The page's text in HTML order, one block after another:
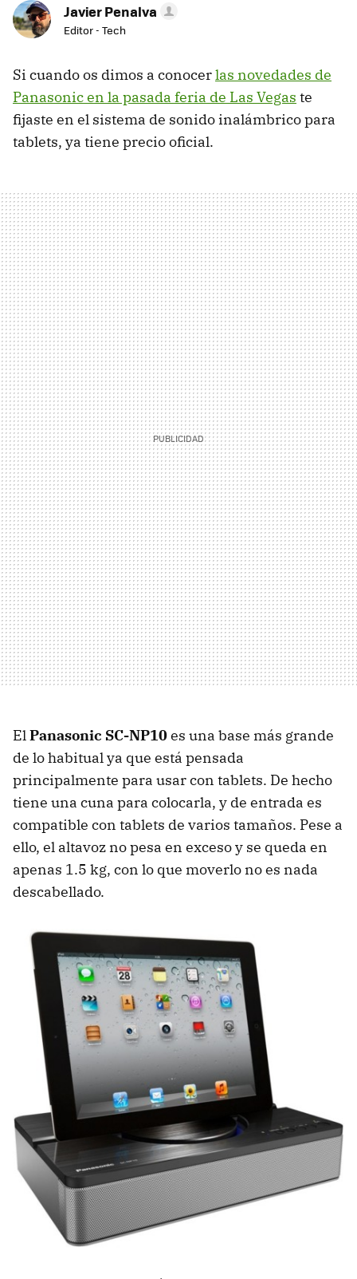
Javier Penalva
Editor - Tech
Si cuando os dimos a conocerlas novedades de
Panasonic en la pasada feria de Las Vegas te
fijaste en el sistema de sonido inalámbrico para
tablets, ya tiene precio oficial.
ElPanasonic SC-NP10es una base más grande
de lo habitual ya que está pensada
principalmente para usar con tablets. De hecho
tiene una cuna para colocarla, y de entrada es
compatible con tablets de varios tamaños. Pese a
ello, el altavoz no pesa en exceso y se queda en
apenas 1.5 kg, con lo que moverlo no es nada
descabellado.